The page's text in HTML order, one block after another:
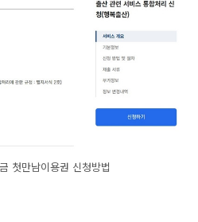
첫만남이용권 신청방법